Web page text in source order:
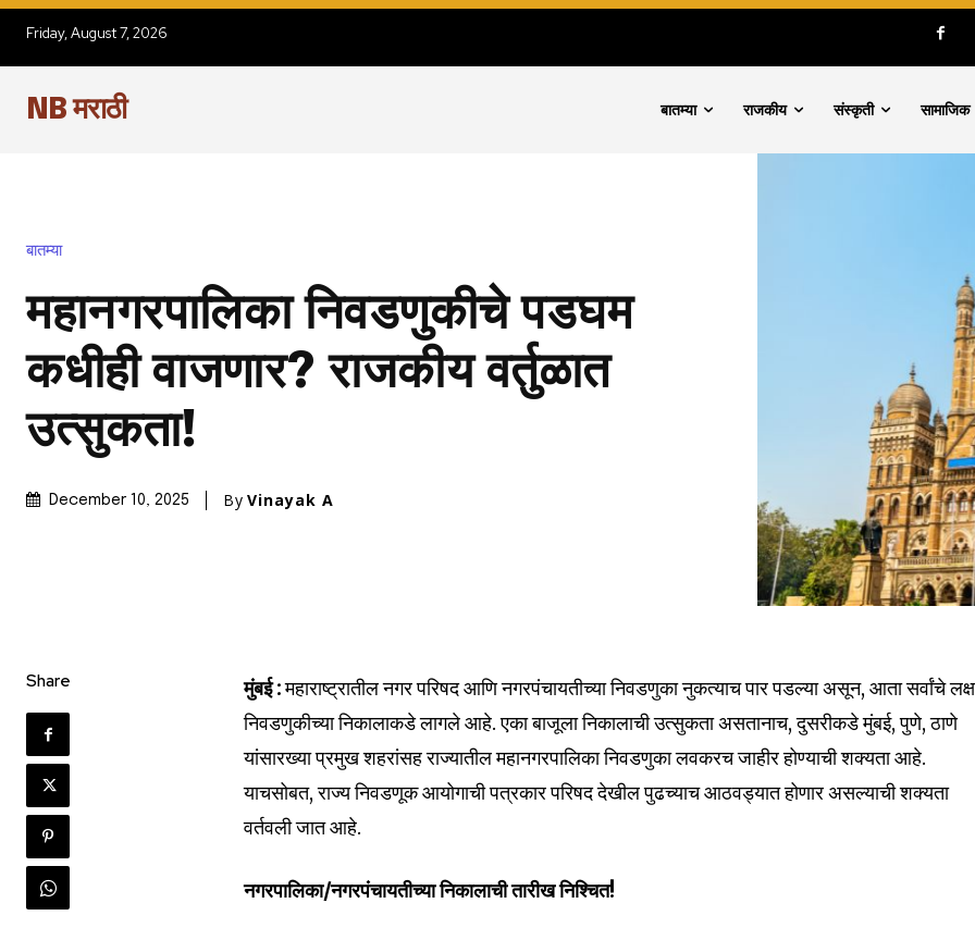
Friday, August 7, 2026
NB मराठी बातम्या राजकीय संस्कृती सामाजिक
बातम्या
महानगरपालिका निवडणुकीचे पडघम
कधीही वाजणार? राजकीय वर्तुळात
उत्सुकता!
December 10, 2025 By Vinayak A
Share मुंबई :महाराष्ट्रातील नगर परिषद आणि नगरपंचायतीच्या निवडणुका नुकत्याच पार पडल्या असून, आता सर्वांचे
निवडणुकीच्या निकालाकडे लागले आहे. एका बाजूला निकालाची उत्सुकता असतानाच, दुसरीकडे मुंबई, पुणे, ठाणे
यांसारख्या प्रमुख शहरांसह राज्यातील महानगरपालिका निवडणुका लवकरच जाहीर होण्याची शक्यता आहे.
याचसोबत, राज्य निवडणूक आयोगाची पत्रकार परिषद देखील पुढच्याच आठवड्यात होणार असल्याची शक्यता
वर्तवली जात आहे.
नगरपालिका/नगरपंचायतीच्या निकालाची तारीख निश्चित!